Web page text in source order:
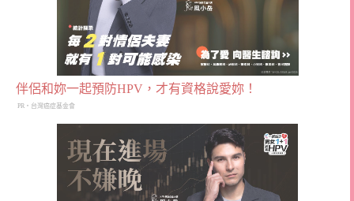
伴侶和妳一起預防HPV，才有資格說愛妳！
PR・台灣癌症基金會